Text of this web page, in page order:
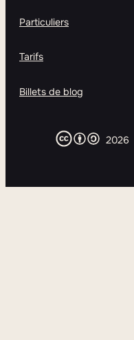
Particuliers
Tarifs
Billets de blog
2026